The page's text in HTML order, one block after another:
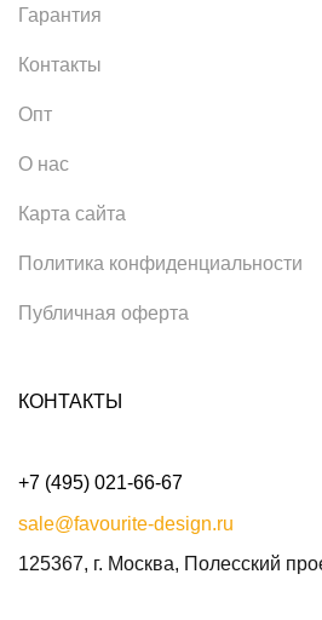
Гарантия
Контакты
Опт
О нас
Карта сайта
Политика конфиденциальности
Публичная оферта
КОНТАКТЫ
+7 (495) 021-66-67
sale@favourite-design.ru
125367, г. Москва, Полесский